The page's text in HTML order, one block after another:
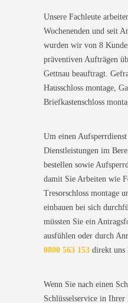
Unsere Fachleute
Wochenenden und seit
wurden wir von 8
präventiven Aufträgen
Gettnau beauftragt.
Hausschloss montage,
Briefkastenschloss
Um einen
Dienstleistungen im
bestellen sowie
damit Sie Arbeiten wie
Tresorschloss montage
einbauen bei sich
müssten Sie ein
ausfühlen oder durch
0800 563 153 direkt uns
Wenn Sie nach einen
Schlüsselservice in Ihrer